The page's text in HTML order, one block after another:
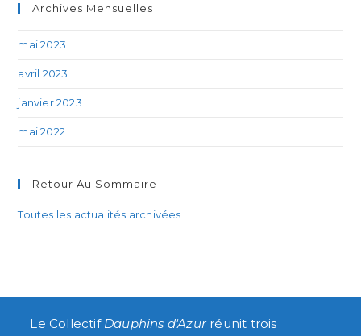
Archives Mensuelles
mai 2023
avril 2023
janvier 2023
mai 2022
Retour Au Sommaire
Toutes les actualités archivées
Le Collectif Dauphins d'Azurréunit trois